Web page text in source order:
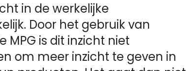
in de werkelijke
Door het gebruik van
is dit inzicht niet
om meer inzicht te geven in